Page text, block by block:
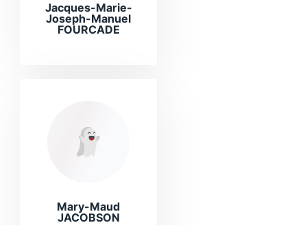
Jacques-Marie-
Joseph-Manuel
FOURCADE
Mary-Maud
JACOBSON